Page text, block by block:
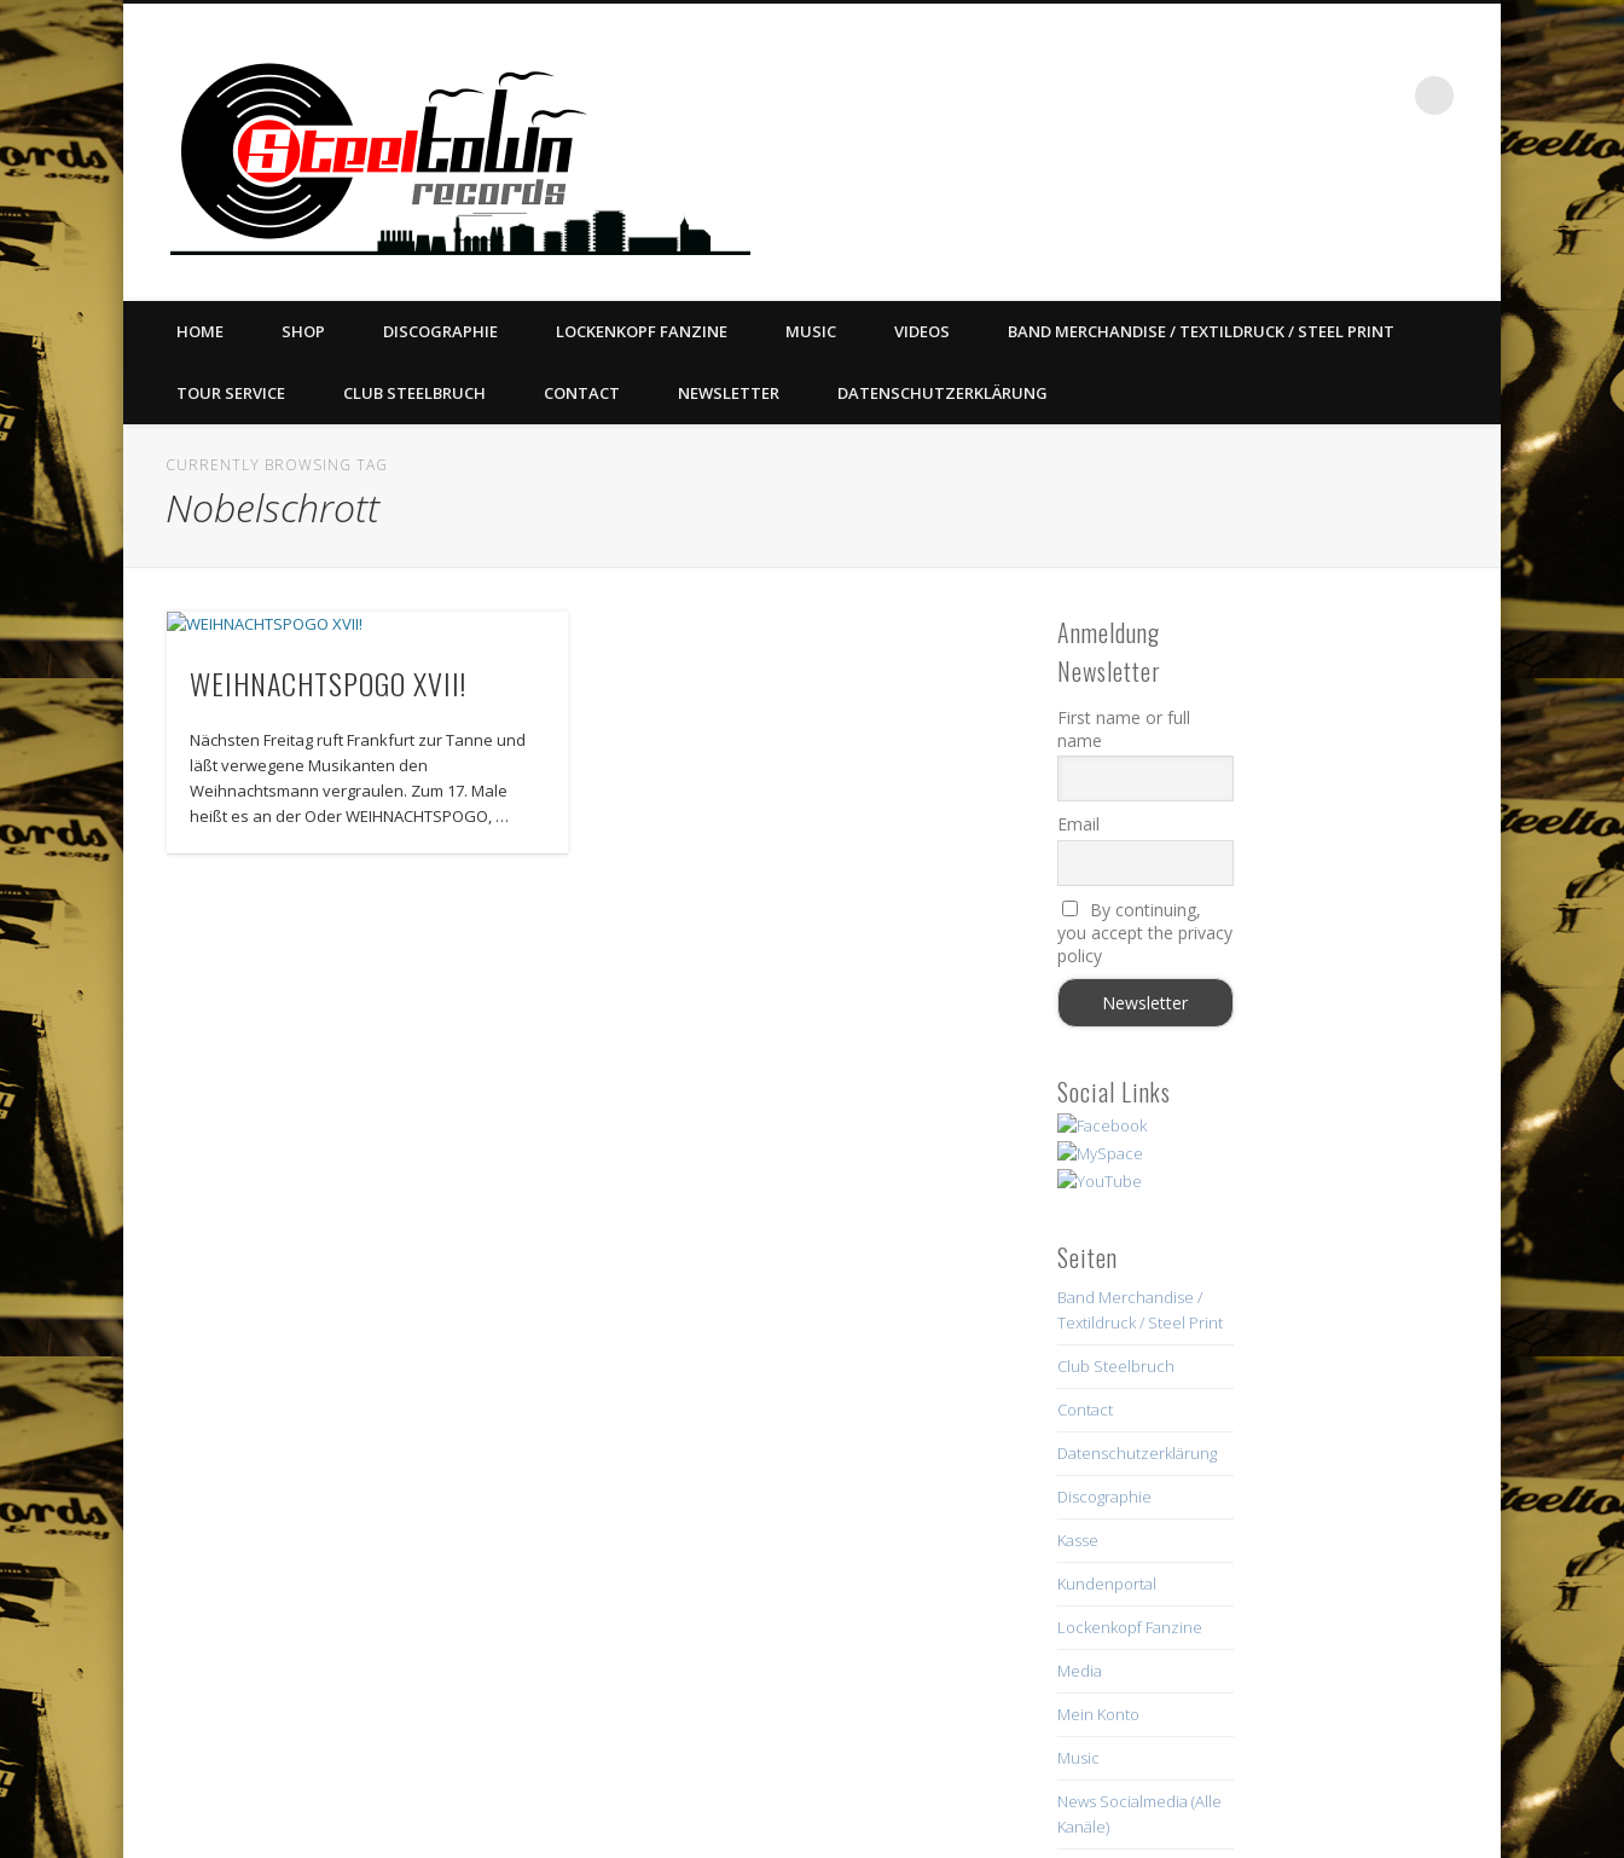
Steeltown Records – East ain`t dead so straight
LABEL | MERCH | PRINT | DIY | FANZINE | TOURSERVICE | BOOKING
VimeoDribble LinkedIn
HOME SHOP DISCOGRAPHIE LOCKENKOPF FANZINE MUSIC VIDEOS BAND MERCHANDISE / TEXTILDRUCK / STEEL PRINT
TOUR SERVICE CLUB STEELBRUCH CONTACT NEWSLETTER DATENSCHUTZERKLÄRUNG
CURRENTLY BROWSING TAG
Nobelschrott
WEIHNACHTSPOGO XVII!
Nächsten Freitag ruft Frankfurt zur Tanne und
läßt verwegene Musikanten den
Weihnachtsmann vergraulen. Zum 17. Male
heißt es an der Oder WEIHNACHTSPOGO, …
Anmeldung
Newsletter
First name or full
name
Email
By continuing,
you accept the privacy
policy
Social Links
Seiten
Band Merchandise /
Textildruck / Steel Print
Club Steelbruch
Contact
Datenschutzerklärung
Discographie
Kasse
Kundenportal
Lockenkopf Fanzine
Media
Mein Konto
Music
News Socialmedia (Alle
Kanäle)